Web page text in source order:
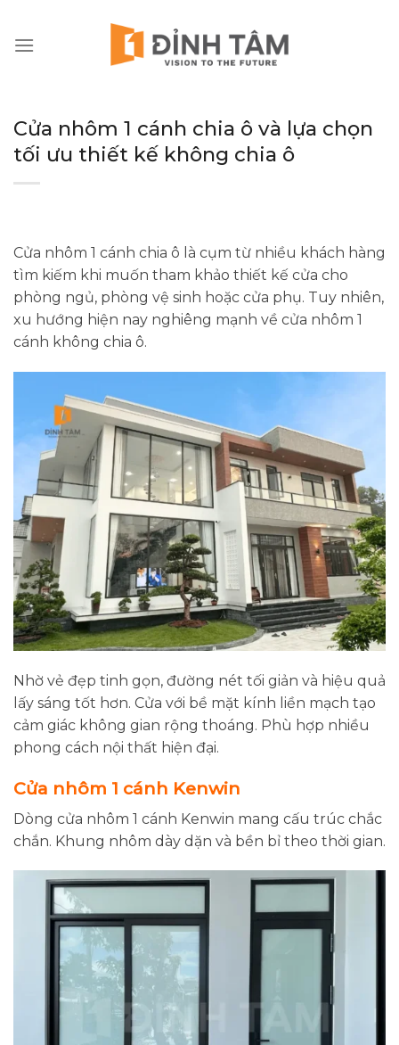
nội
Cửa nhôm 1 cánh chia ô và lựa chọn
tối ưu thiết kế không chia ô
Cửa nhôm 1 cánh chia ô là cụm từ nhiều khách hàng
tìm kiếm khi muốn tham khảo thiết kế cửa cho
phòng ngủ, phòng vệ sinh hoặc cửa phụ. Tuy nhiên,
xu hướng hiện nay nghiêng mạnh về cửa nhôm 1
cánh không chia ô.
Nhờ vẻ đẹp tinh gọn, đường nét tối giản và hiệu quả
lấy sáng tốt hơn. Cửa với bề mặt kính liền mạch tạo
cảm giác không gian rộng thoáng. Phù hợp nhiều
phong cách nội thất hiện đại.
Cửa nhôm 1 cánh Kenwin
Dòng cửa nhôm 1 cánh Kenwin mang cấu trúc chắc
chắn. Khung nhôm dày dặn và bền bỉ theo thời gian.